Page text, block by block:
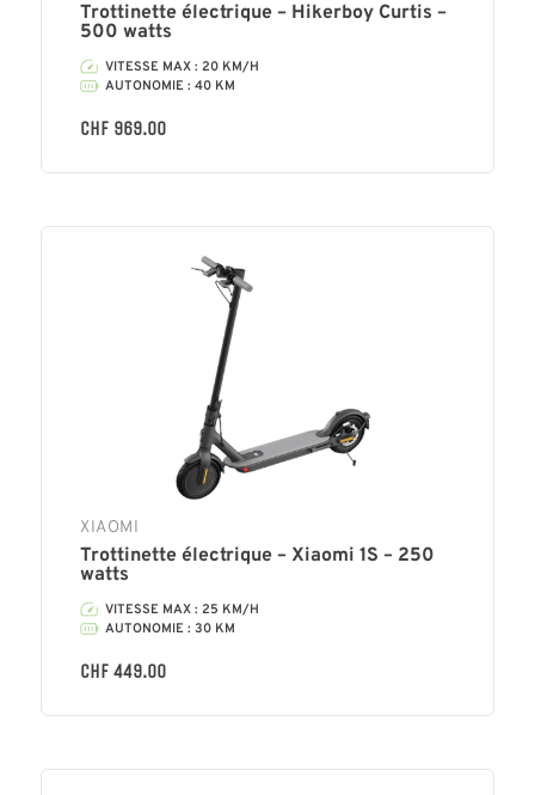
Trottinette électrique – Hikerboy Curtis –
500 watts
VITESSE MAX : 20 KM/H
AUTONOMIE : 40 KM
CHF 969.00
XIAOMI
Trottinette électrique – Xiaomi 1S – 250
watts
VITESSE MAX : 25 KM/H
AUTONOMIE : 30 KM
CHF 449.00